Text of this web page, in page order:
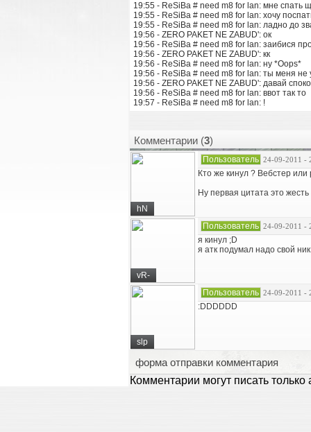
19:55 - ReSiBa # need m8 for lan: мне спать
19:55 - ReSiBa # need m8 for lan: хочу
19:55 - ReSiBa # need m8 for lan: ладно до
19:56 - ZERO PAKET NE ZABUD': ок
19:56 - ReSiBa # need m8 for lan: заибися
19:56 - ZERO PAKET NE ZABUD': кк
19:56 - ReSiBa # need m8 for lan: ну *Oops*
19:56 - ReSiBa # need m8 for lan: ты меня
19:56 - ZERO PAKET NE ZABUD': давай
19:56 - ReSiBa # need m8 for lan: ввот так то
19:57 - ReSiBa # need m8 for lan: !
Комментарии (3)
hN
Пользователь 24-09-2011 -
Кто же кинул ? Вебстер или
Ну первая цитата это жесть
vR-
Пользователь 24-09-2011 -
я кинул ;D
я атк подумал надо свой
slp
Пользователь 24-09-2011 -
:DDDDDD
форма отправки комментария
Комментарии могут писать